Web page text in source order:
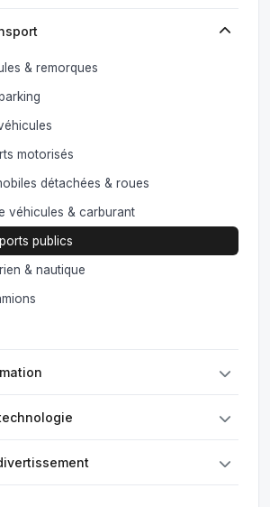
& remorques
motorisés
détachées & roues
véhicules & carburant
publics
& nautique